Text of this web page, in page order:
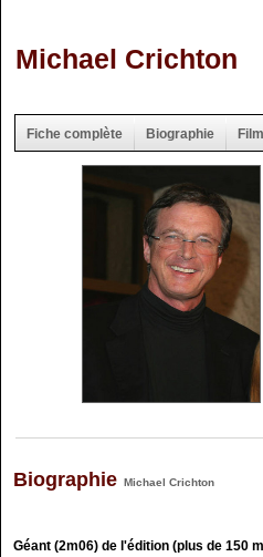
Michael Crichton
Fiche complète Biographie
Biographie Michael Crichton
Géant (2m06) de l'édition (plus de 150